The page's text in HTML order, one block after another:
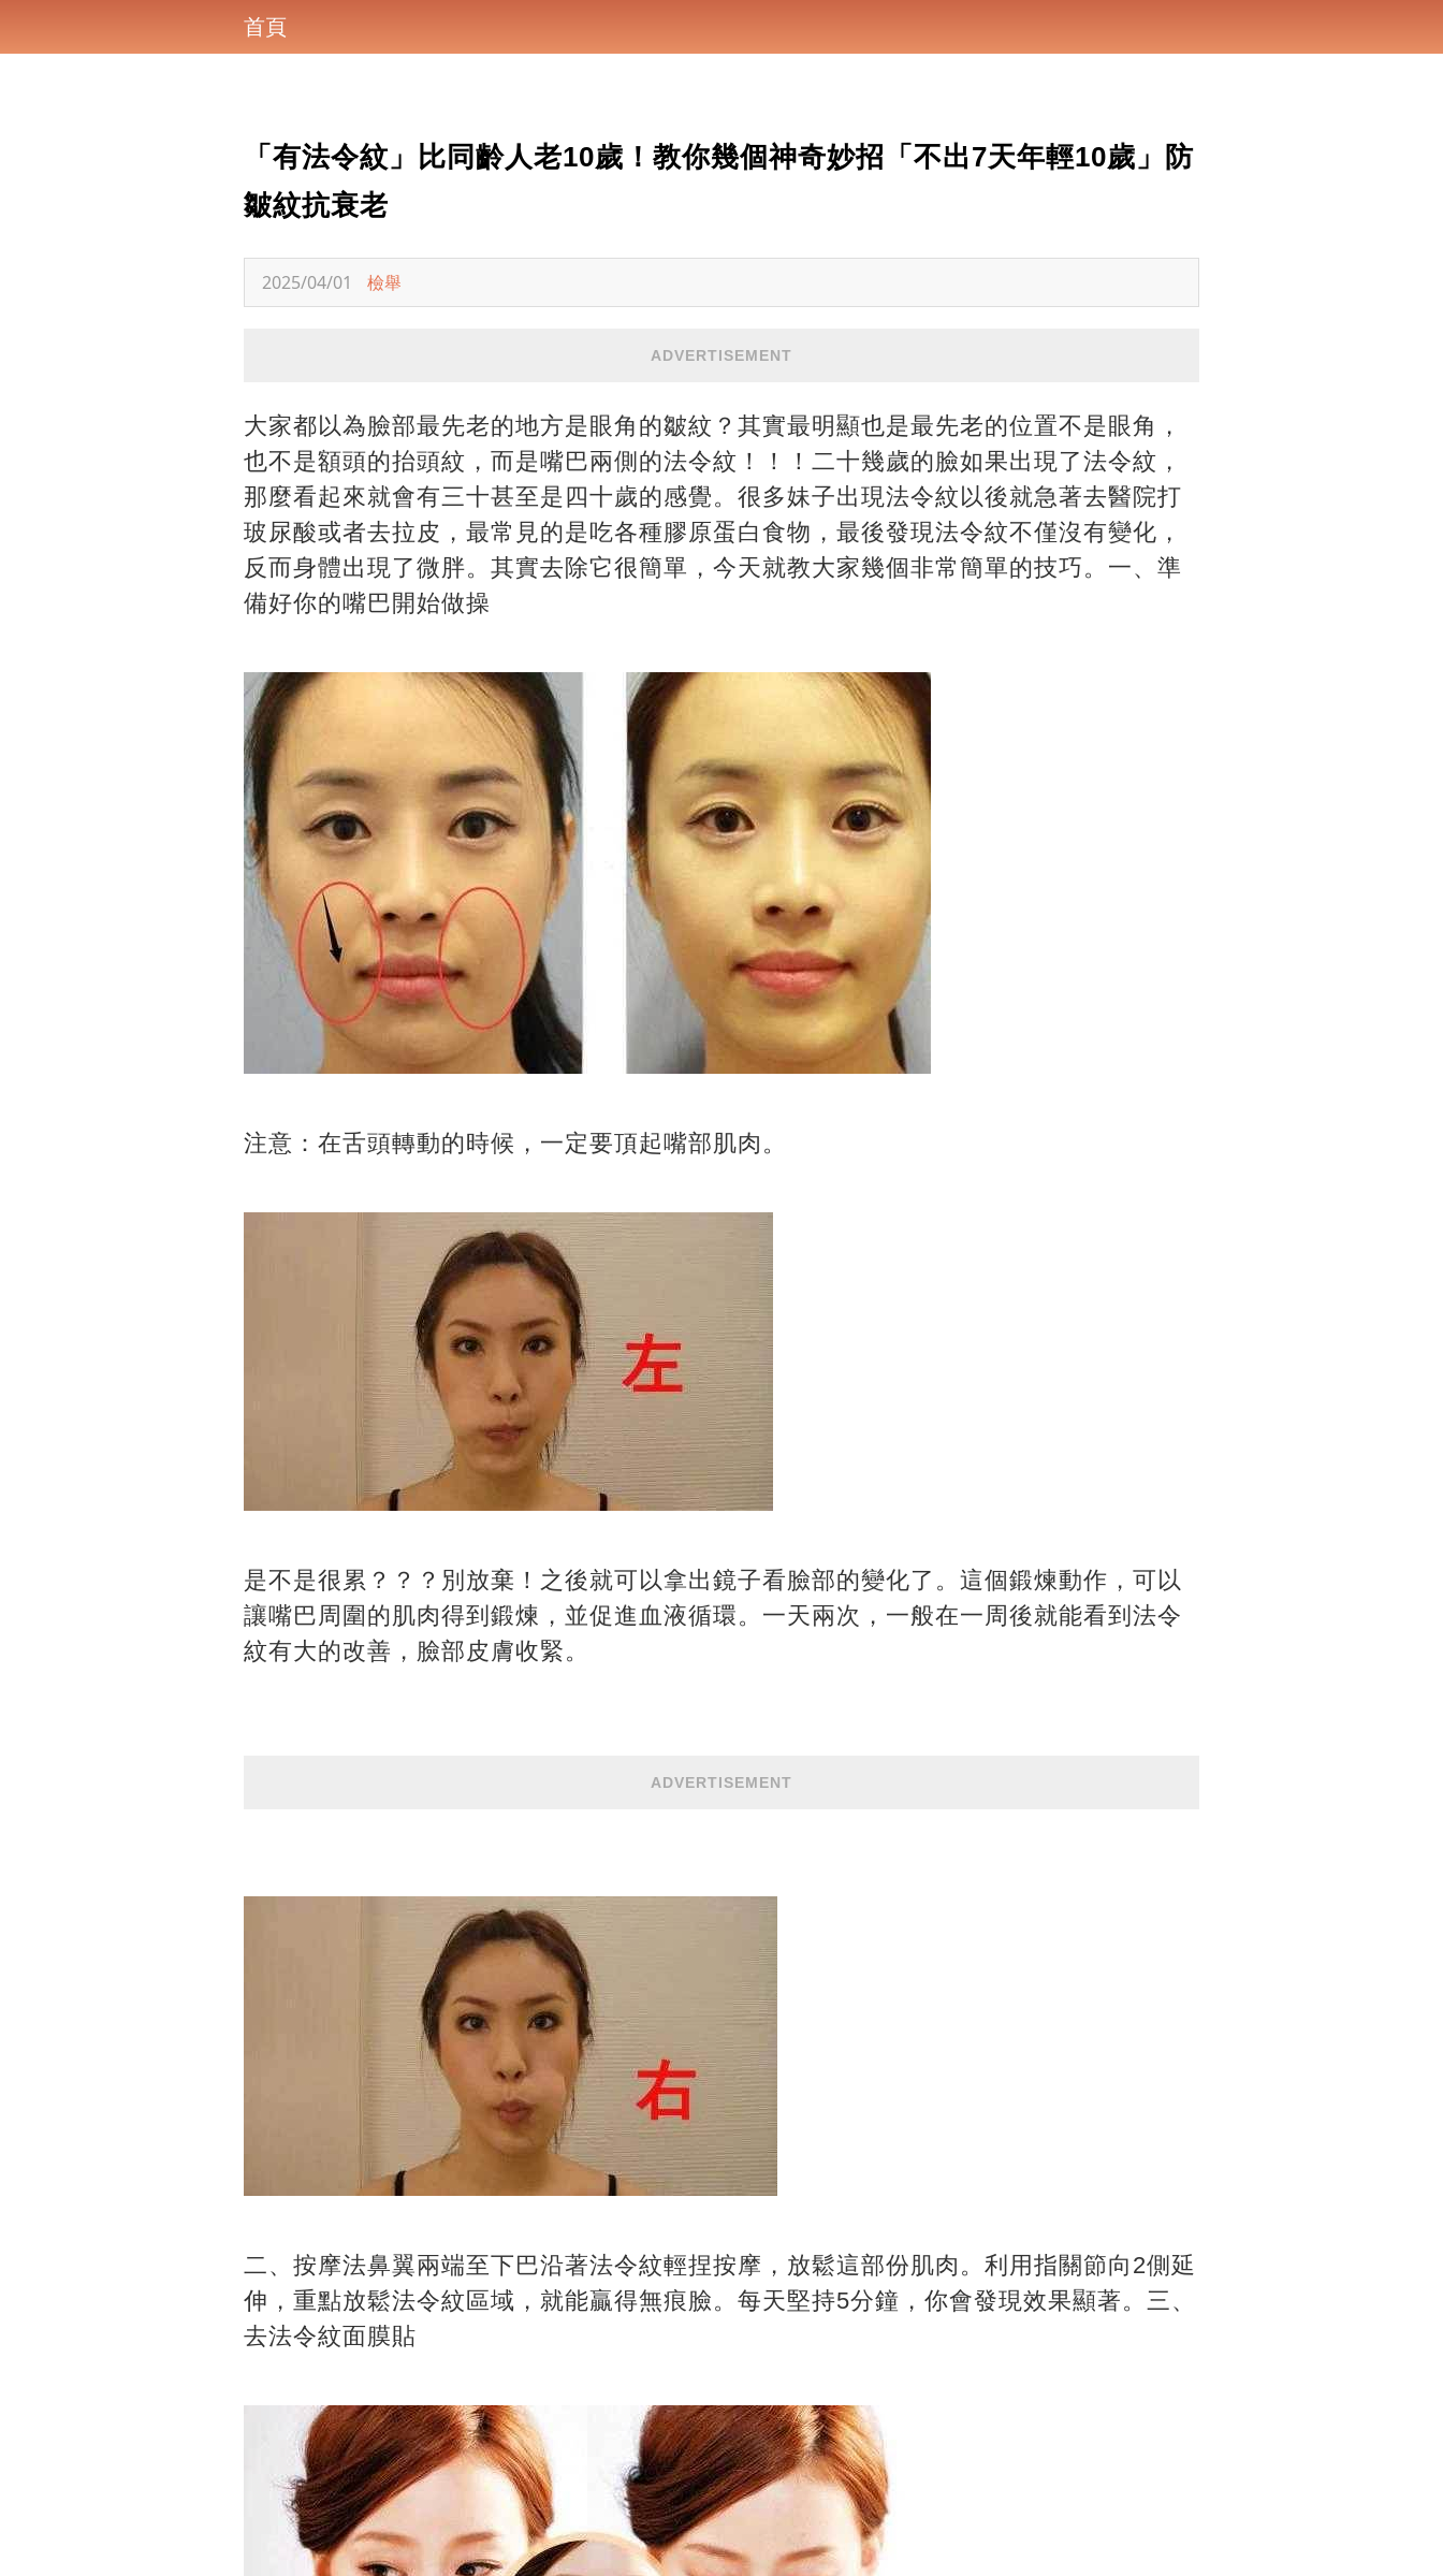
首頁
「有法令紋」比同齡人老10歲！教你幾個神奇妙招「不出7天年輕10歲」防
皺紋抗衰老
2025/04/01 檢舉
ADVERTISEMENT
大家都以為臉部最先老的地方是眼角的皺紋？其實最明顯也是最先老的位置不是眼角，
也不是額頭的抬頭紋，而是嘴巴兩側的法令紋！！！二十幾歲的臉如果出現了法令紋，
那麼看起來就會有三十甚至是四十歲的感覺。很多妹子出現法令紋以後就急著去醫院打
玻尿酸或者去拉皮，最常見的是吃各種膠原蛋白食物，最後發現法令紋不僅沒有變化，
反而身體出現了微胖。其實去除它很簡單，今天就教大家幾個非常簡單的技巧。一、準
備好你的嘴巴開始做操
注意：在舌頭轉動的時候，一定要頂起嘴部肌肉。
是不是很累？？？別放棄！之後就可以拿出鏡子看臉部的變化了。這個鍛煉動作，可以
讓嘴巴周圍的肌肉得到鍛煉，並促進血液循環。一天兩次，一般在一周後就能看到法令
紋有大的改善，臉部皮膚收緊。
ADVERTISEMENT
二、按摩法鼻翼兩端至下巴沿著法令紋輕捏按摩，放鬆這部份肌肉。利用指關節向2側延
伸，重點放鬆法令紋區域，就能贏得無痕臉。每天堅持5分鐘，你會發現效果顯著。三、
去法令紋面膜貼